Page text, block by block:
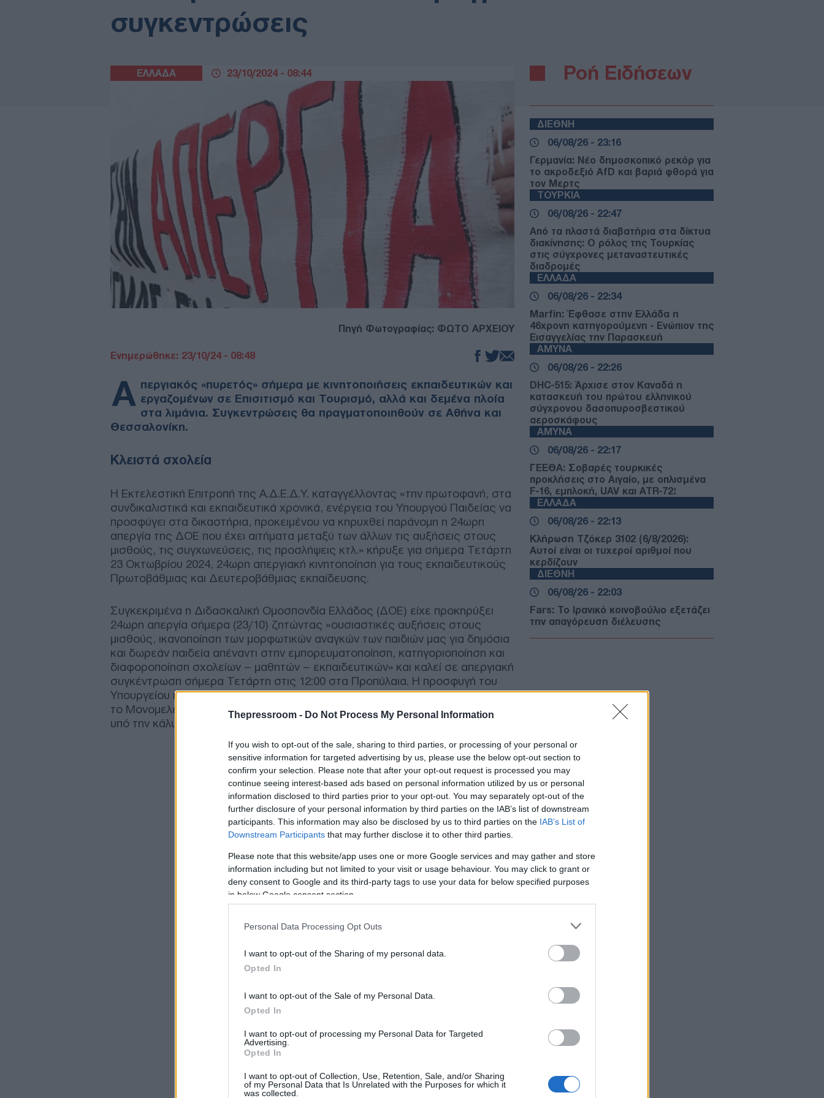
Thepressroom - Do Not Process My Personal Information
If you wish to opt-out of the sale, sharing to third parties, or processing of your personal or
sensitive information for targeted advertising by us, please use the below opt-out section to
confirm your selection. Please note that after your opt-out request is processed you may
continue seeing interest-based ads based on personal information utilized by us or personal
information disclosed to third parties prior to your opt-out. You may separately opt-out of the
further disclosure of your personal information by third parties on the IAB’s list of downstream
participants. This information may also be disclosed by us to third parties on the IAB’s List of
Downstream Participants that may further disclose it to other third parties.
Please note that this website/app uses one or more Google services and may gather and store
information including but not limited to your visit or usage behaviour. You may click to grant or
deny consent to Google and its third-party tags to use your data for below specified purposes
in below Google consent section.
Personal Data Processing Opt Outs
I want to opt-out of the Sharing of my personal data.
Opted In
I want to opt-out of the Sale of my Personal Data.
Opted In
I want to opt-out of processing my Personal Data for Targeted
Advertising.
Opted In
I want to opt-out of Collection, Use, Retention, Sale, and/or Sharing
of my Personal Data that Is Unrelated with the Purposes for which it
was collected.
συγκεντρώσεις
ΕΛΛΑΔΑ 23/10/2024 - 08:44
Πηγή Φωτογραφίας: ΦΩΤΟ ΑΡΧΕΙΟΥ
Ενημερώθηκε: 23/10/24 - 08:48
Α περγιακός «πυρετός» σήμερα με κινητοποιήσεις εκπαιδευτικών και
εργαζομένων σε Επισιτισμό και Τουρισμό, αλλά και δεμένα πλοία
στα λιμάνια. Συγκεντρώσεις θα πραγματοποιηθούν σε Αθήνα και
Θεσσαλονίκη.
Κλειστά σχολεία
Η Εκτελεστική Επιτροπή της Α.Δ.Ε.Δ.Υ. καταγγέλλοντας «την πρωτοφανή, στα
συνδικαλιστικά και εκπαιδευτικά χρονικά, ενέργεια του Υπουργού Παιδείας να
προσφύγει στα δικαστήρια, προκειμένου να κηρυχθεί παράνομη η 24ωρη
απεργία της ΔΟΕ που έχει αιτήματα μεταξύ των άλλων τις αυξήσεις στους
μισθούς, τις συγχωνεύσεις, τις προσλήψεις κτλ.» κήρυξε για σήμερα Τετάρτη
23 Οκτωβρίου 2024, 24ωρη απεργιακή κινητοποίηση για τους εκπαιδευτικούς
Πρωτοβάθμιας και Δευτεροβάθμιας εκπαίδευσης.
Συγκεκριμένα η Διδασκαλική Ομοσπονδία Ελλάδος (ΔΟΕ) είχε προκηρύξει
24ωρη απεργία σήμερα (23/10) ζητώντας «ουσιαστικές αυξήσεις στους
μισθούς, ικανοποίηση των μορφωτικών αναγκών των παιδιών μας για δημόσια
και δωρεάν παιδεία απέναντι στην εμπορευματοποίηση, κατηγοριοποίηση και
διαφοροποίηση σχολείων – μαθητών – εκπαιδευτικών» και καλεί σε απεργιακή
συγκέντρωση σήμερα Τετάρτη στις 12:00 στα Προπύλαια. Η προσφυγή του
Υπουργείου κατά της απεργία σύμφωνα με πληροφορίες βγήκε παράνομη από
το Μονομελές Πρωτοδικείο Αθηνών, ωστόσο θα πραγματοποιηθεί κανονικά
υπό την κάλυψη της ΑΔΕΔΥ.
Ροή Ειδήσεων
ΔΙΕΘΝΗ
06/08/26 - 23:16
Γερμανία: Νέο δημοσκοπικό ρεκόρ για
το ακροδεξιό AfD και βαριά φθορά για
τον Μερτς
ΤΟΥΡΚΙΑ
06/08/26 - 22:47
Από τα πλαστά διαβατήρια στα δίκτυα
διακίνησης: Ο ρόλος της Τουρκίας
στις σύγχρονες μεταναστευτικές
διαδρομές
ΕΛΛΑΔΑ
06/08/26 - 22:34
Marfin: Έφθασε στην Ελλάδα η
46χρονη κατηγορούμενη - Ενώπιον της
Εισαγγελίας την Παρασκευή
ΑΜΥΝΑ
06/08/26 - 22:26
DHC-515: Άρχισε στον Καναδά η
κατασκευή του πρώτου ελληνικού
σύγχρονου δασοπυροσβεστικού
αεροσκάφους
ΑΜΥΝΑ
06/08/26 - 22:17
ΓΕΕΘΑ: Σοβαρές τουρκικές
προκλήσεις στο Αιγαίο, με οπλισμένα
F-16, εμπλοκή, UAV και ATR-72!
ΕΛΛΑΔΑ
06/08/26 - 22:13
Κλήρωση Τζόκερ 3102 (6/8/2026):
Αυτοί είναι οι τυχεροί αριθμοί που
κερδίζουν
ΔΙΕΘΝΗ
06/08/26 - 22:03
Fars: Το Ιρανικό κοινοβούλιο εξετάζει
την απαγόρευση διέλευσης
Πυρκαγιές: Ολοκληρώθηκαν 325
αυτοψίες σε πληγείσες περιοχές -
Ακατάλληλα κρίθηκαν 118 κτήρια
06/08/26 - 21:07
Γερμανία: Τουλάχιστον 25 τραυματίες
από σύγκρουση τραμπ στο
Γκελζενκίρχεν - Σε σοβαρή
κατάσταση 3 εξ' αυτών
ΔΙΕΘΝΗ
έκρηξη σε λεωφορείο κοντά στη
Δαμασκό
ΔΙΕΘΝΗ
Τζέι Ντι Βανς υποψήφιο για την
ΔΙΕΘΝΗ
Σλοβακία: Ιστορικό ρεκόρ ζέστης με
42,2 βαθμούς Κελσίου
06/08/26 - 20:03
Τεχεράνη προς χώρες του Κόλπου:
αντίποινα
ΔΙΕΘΝΗ